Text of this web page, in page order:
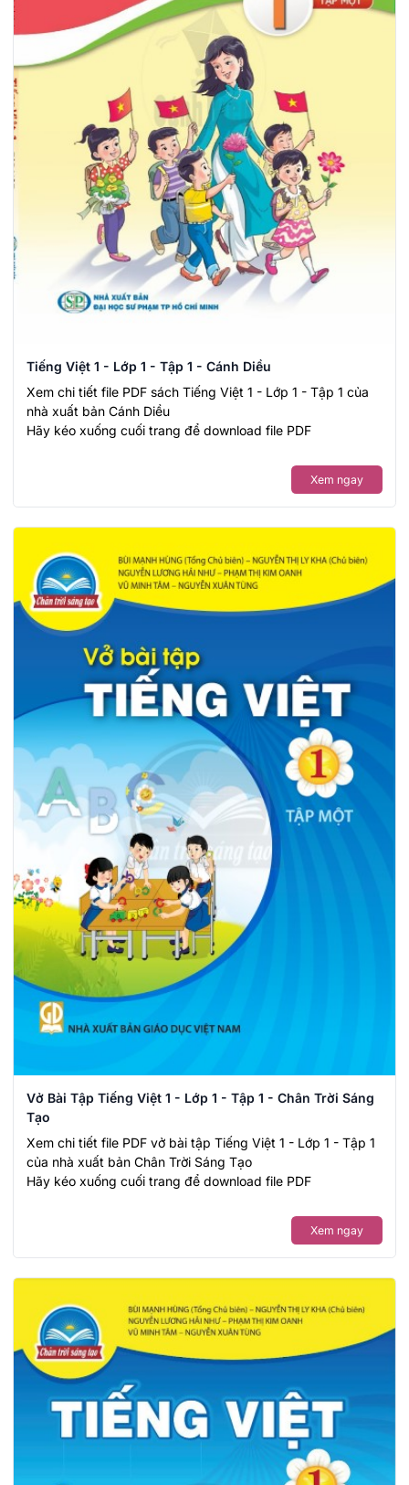
Tiếng Việt 1 - Lớp 1 - Tập 1 - Cánh Diều
Xem chi tiết file PDF sách Tiếng Việt 1 - Lớp 1 - Tập 1 của
nhà xuất bản Cánh Diều
Hãy kéo xuống cuối trang để download file PDF
Xem ngay
Vở Bài Tập Tiếng Việt 1 - Lớp 1 - Tập 1 - Chân Trời Sáng
Tạo
Xem chi tiết file PDF vở bài tập Tiếng Việt 1 - Lớp 1 - Tập 1
của nhà xuất bản Chân Trời Sáng Tạo
Hãy kéo xuống cuối trang để download file PDF
Xem ngay